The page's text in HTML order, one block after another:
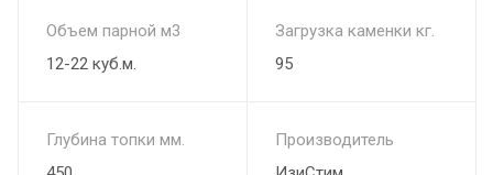
Объем парной м3
12-22 куб.м.
Загрузка каменки кг.
95
Глубина топки мм.
Производитель